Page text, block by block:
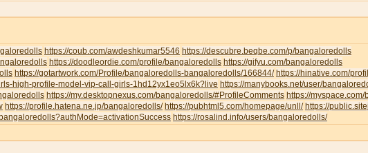
https://coub.com/awdeshkumar5546 https://descubre.beqbe.com/p/bangaloredolls
https://doodleordie.com/profile/bangaloredolls https://gifyu.com/bangaloredolls
https://gotartwork.com/Profile/bangaloredolls-bangaloredolls/166844/ https://hinative.com/
high-profile-model-vip-call-girls-1hd12yx1eo5lx6k?live https://manybooks.net/user/
https://my.desktopnexus.com/bangaloredolls/#ProfileComments https://
https://profile.hatena.ne.jp/bangaloredolls/ https://pubhtml5.com/homepage/unll/ https://
https://rosalind.info/users/bangaloredolls/